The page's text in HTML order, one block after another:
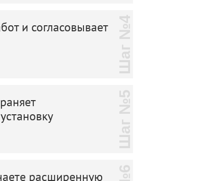
и согласовывает
Шаг №4
Шаг №5
расширенную